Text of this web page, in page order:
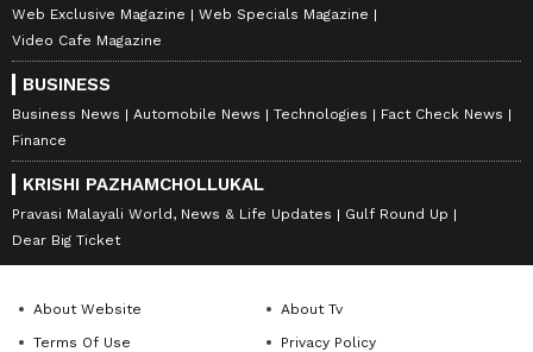
Image Credit :Getty
പല്ലിനും എല്ലിനും ബലം നൽകും
പല്ലുകളുടെയും എല്ലുകളുടെയും
ആരോഗ്യത്തിന് ആവശ്യമായ മഗ്നീഷ്യം,
Web Exclusive Magazine
Web Specials Magazine
Video Cafe Magazine
BUSINESS
Business News Automobile News Technologies
Fact Check News
Finance
KRISHI PAZHAMCHOLLUKAL
Pravasi Malayali World, News & Life Updates
Gulf Round Up
Dear Big Ticket
About Website
About Tv
Terms Of Use
Privacy Policy